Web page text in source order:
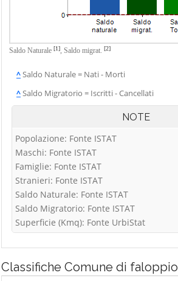
Saldo Naturale [1], Saldo migrat. [2]
^Saldo Naturale = Nati - Morti
^Saldo Migratorio = Iscritti - Cancellati
NOTE
Popolazione: Fonte ISTAT
Maschi: Fonte ISTAT
Famiglie: Fonte ISTAT
Stranieri: Fonte ISTAT
Saldo Naturale: Fonte ISTAT
Saldo Migratorio: Fonte ISTAT
Superficie (Kmq): Fonte UrbiStat
Classifiche Comune di faloppio